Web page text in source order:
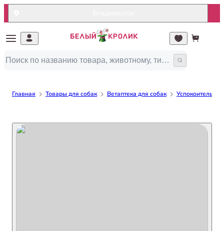
Главная Товары для собак Ветаптека для собак